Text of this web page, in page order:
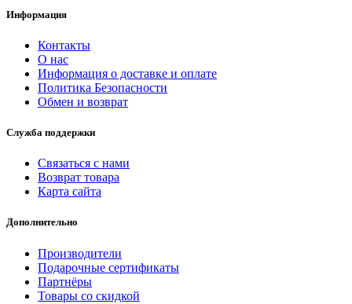
Информация
Контакты
О нас
Информация о доставке и оплате
Политика Безопасности
Обмен и возврат
Служба поддержки
Связаться с нами
Возврат товара
Карта сайта
Дополнительно
Производители
Подарочные сертификаты
Партнёры
Товары со скидкой